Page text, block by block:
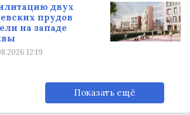
двух
прудов
на западе
12:19
Показать ещё